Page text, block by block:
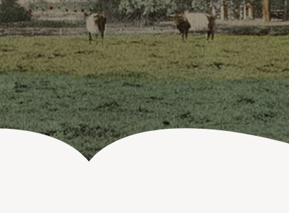
TROUWZALEN
VOORBEELDOFFERTE
BRUIDSSUITE
TROUWLOCATIE ROUTE
ARRANGEMENTEN
ACTIVITEITEN
CONGRES OF CONFERENTIE
EVENEMENT
VERGADERING
VERGADEREN MET OVERNACHTING
JUBILEUM
FEEST
CONCERT
GROEPSDINER
OVER KASTEEL DE VANENBURG